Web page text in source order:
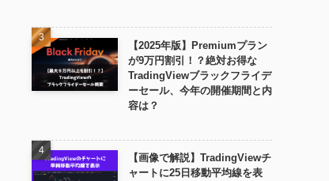
【2025年版】Premiumプラン
が9万円割引！？絶対お得な
TradingViewブラックフライデ
ーセール、今年の開催期間と内
容は？
【画像で解説】TradingViewチ
ャートに25日移動平均線を表